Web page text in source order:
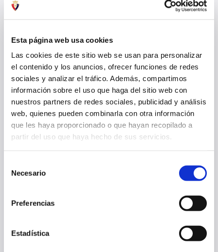
Esta página web usa cookies
Las cookies de este sitio web se usan para personalizar
el contenido y los anuncios, ofrecer funciones de redes
sociales y analizar el tráfico. Además, compartimos
información sobre el uso que haga del sitio web con
nuestros partners de redes sociales, publicidad y análisis
web, quienes pueden combinarla con otra información
que les haya proporcionado o que hayan recopilado a
partir del uso que haya hecho de sus servicios.
Necesario
Preferencias
Estadística
ÚLTIMAS NOTICIAS VER TODO
OSASUNA CAE EN SU ÚLTIMO PARTIDO DE PRETEMPORADA (0-2)
08 ago. 2026